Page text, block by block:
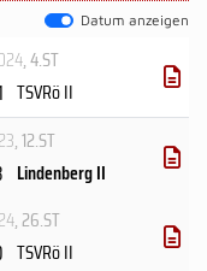
Datum anzeigen
, 4.ST
TSVRö II
, 12.ST
Lindenberg II
, 26.ST
TSVRö II